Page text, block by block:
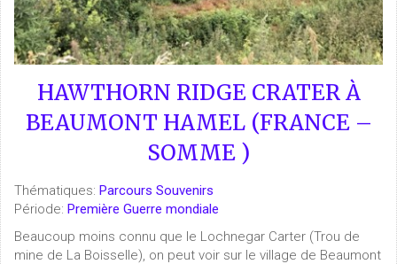
HAWTHORN RIDGE CRATER À
BEAUMONT HAMEL (FRANCE –
SOMME )
Thématiques: Parcours Souvenirs
Période: Première Guerre mondiale
Beaucoup moins connu que le Lochnegar Carter (Trou de
mine de La Boisselle), on peut voir sur le village de Beaumont